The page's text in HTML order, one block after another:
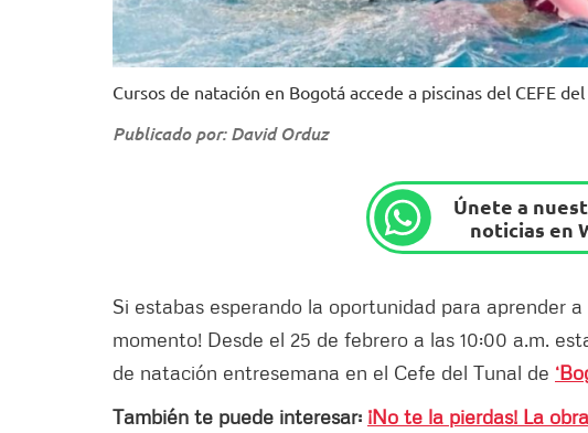
Cursos de natación en Bogotá accede a piscinas del CEFE del
Publicado por: David Orduz
Únete a
noticias en
Si estabas esperando la oportunidad para aprender
momento! Desde el 25 de febrero a las 10:00 a.m.
de natación entresemana en el Cefe del Tunal de
También te puede interesar: ¡No te la pierdas! La